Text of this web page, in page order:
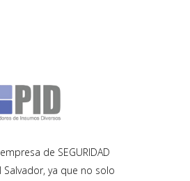
de SEGURIDAD
Salvador, ya que no solo